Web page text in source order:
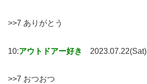
>>7 ありがとう
10:アウトドアー好き 2023.07.22(Sat)
>>7 おつおつ